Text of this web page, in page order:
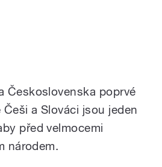
Československa poprvé
a Slováci jsou jeden
před velmocemi
národem.